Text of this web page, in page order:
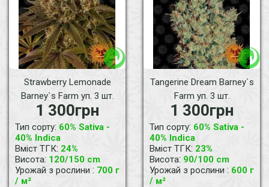
Strawberry Lemonade
Barney`s Farm уп. 3 шт.
1 300грн
Тип сорту: 60% Sativa -
40% Indica
Вміст ТГК: 24%
Висота: 120/150 cm
Урожай з рослини : 700 г
/ м²
Tangerine Dream Barney`s
Farm уп. 3 шт.
1 300грн
Тип сорту: 60% Sativa -
40% Indica
Вміст ТГК: 23%
Висота: 90/100 cm
Урожай з рослини : 600 г
/ м²